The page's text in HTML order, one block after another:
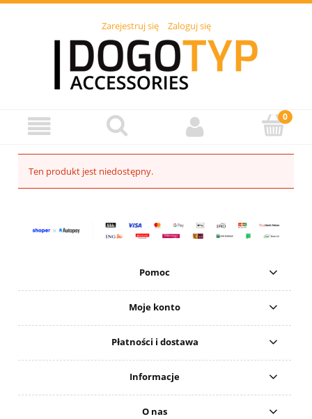
Zarejestruj się Zaloguj się
Ten produkt jest niedostępny.
Pomoc
Moje konto
Płatności i dostawa
Informacje
O nas